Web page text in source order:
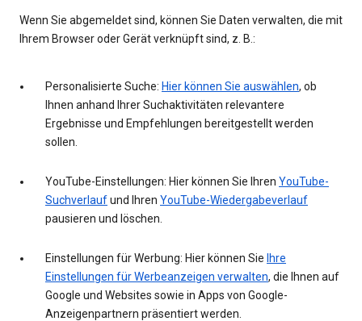
Wenn Sie abgemeldet sind, können Sie Daten verwalten, die mit
Ihrem Browser oder Gerät verknüpft sind, z. B.:
Personalisierte Suche: Hier können Sie auswählen, ob
Ihnen anhand Ihrer Suchaktivitäten relevantere
Ergebnisse und Empfehlungen bereitgestellt werden
sollen.
YouTube-Einstellungen: Hier können Sie Ihren YouTube-
Suchverlaufund Ihren YouTube-Wiedergabeverlauf
pausieren und löschen.
Einstellungen für Werbung: Hier können Sie Ihre
Einstellungen für Werbeanzeigen verwalten, die Ihnen auf
Google und Websites sowie in Apps von Google-
Anzeigenpartnern präsentiert werden.